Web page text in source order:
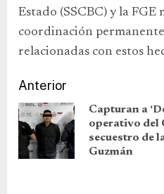
Estado (SSCBC) y la FGE
coordinación
relacionadas con estos
Anterior
Capturan a
operativo del
secuestro de
Guzmán